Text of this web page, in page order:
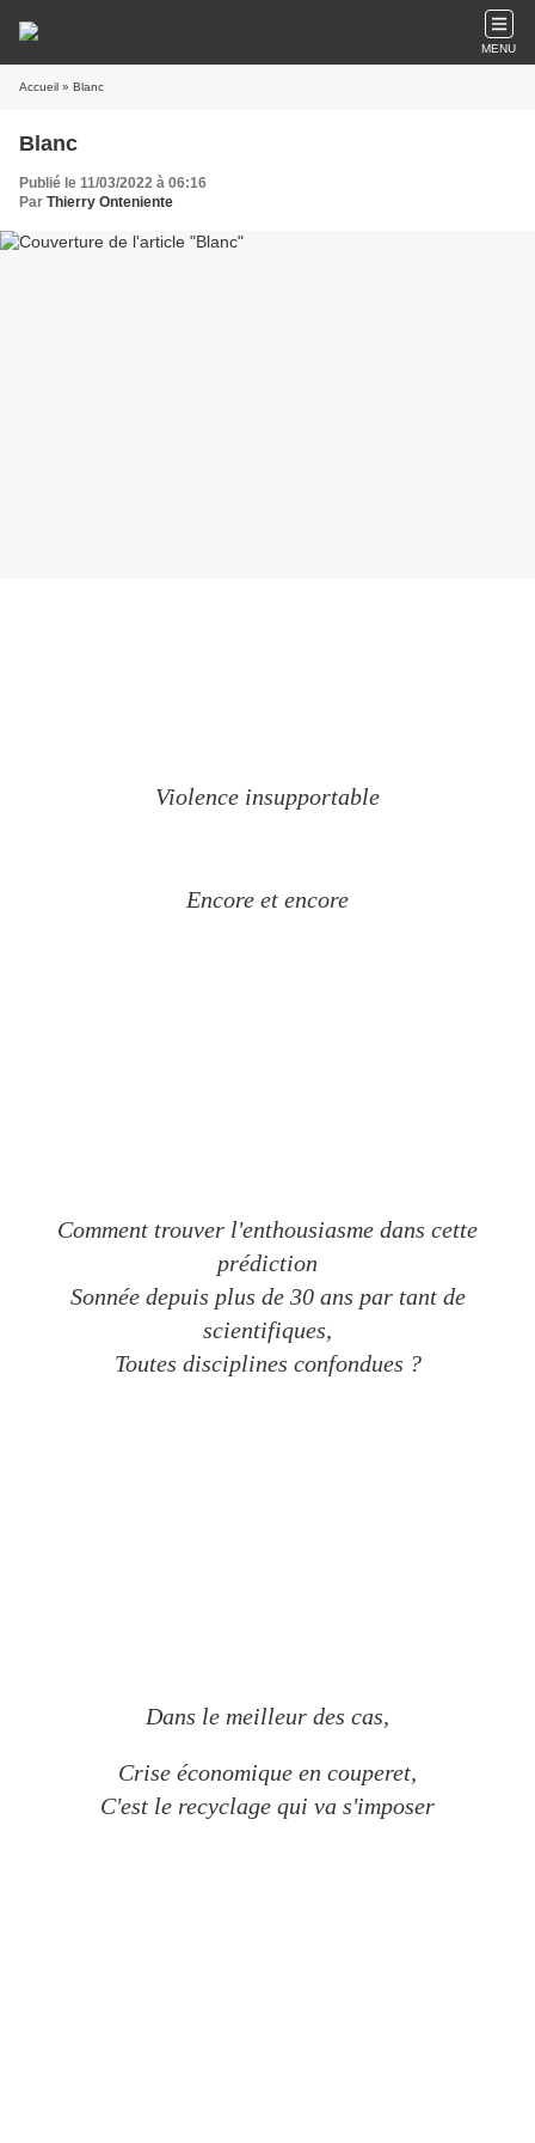
MENU
Accueil » Blanc
Blanc
Publié le 11/03/2022 à 06:16
Par Thierry Onteniente
Violence insupportable
Encore et encore
Comment trouver l'enthousiasme dans cette
prédiction
Sonnée depuis plus de 30 ans par tant de
scientifiques,
Toutes disciplines confondues ?
Dans le meilleur des cas,
Crise économique en couperet,
C'est le recyclage qui va s'imposer